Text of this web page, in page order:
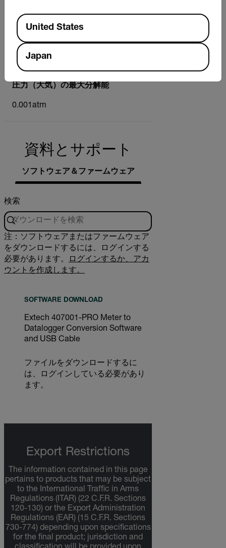
圧力（大気）の基本精度
±1%フルスケール
圧力（大気）の最大分解能
0.001atm
資料とサポート
ソフトウェア＆ファームウェア
検索
注：ソフトウェアまたはファームウェア
をダウンロードするには、ログインする
必要があります。
ログインするか、アカ
ウントを作成します。
SOFTWARE DOWNLOAD
Extech 407001-PRO Meter to
Datalogger Conversion Software
and USB Cable
ファイルをダウンロードするに
は、ログインしている必要があり
ます。
Export Restrictions
The information contained in this page
pertains to products that may be subject
to the International Traffic in Arms
Regulations (ITAR) (22 C.F.R. Sections
120-130) or the Export Administration
Regulations (EAR) (15 C.F.R. Sections
730-774) depending upon specifications
for the final product; jurisdiction and
Available Locations
United States
Japan